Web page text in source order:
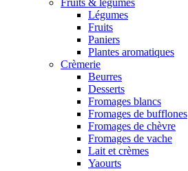
Fruits & légumes
Légumes
Fruits
Paniers
Plantes aromatiques
Crèmerie
Beurres
Desserts
Fromages blancs
Fromages de bufflones
Fromages de chèvre
Fromages de vache
Lait et crèmes
Yaourts